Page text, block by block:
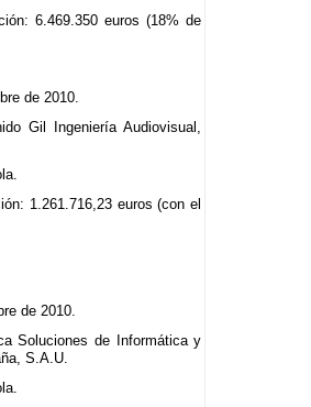
6.469.350 euros (18% de
de 2010.
Gil Ingeniería Audiovisual,
1.261.716,23 euros (con el
de 2010.
Soluciones de Informática y
S.A.U.